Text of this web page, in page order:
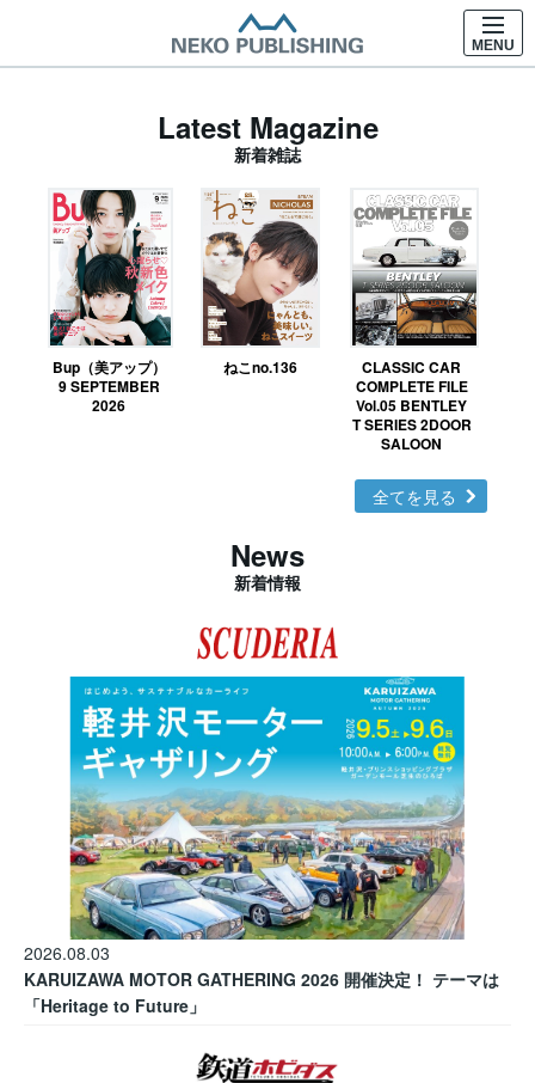
MENU
Latest Magazine
新着雑誌
Bup（美アップ）
9 SEPTEMBER
2026
ねこno.136
CLASSIC CAR
COMPLETE FILE
Vol.05 BENTLEY
T SERIES 2DOOR
SALOON
全てを見る
News
新着情報
2026.08.03
KARUIZAWA MOTOR GATHERING 2026 開催決定！ テーマは
「Heritage to Future」